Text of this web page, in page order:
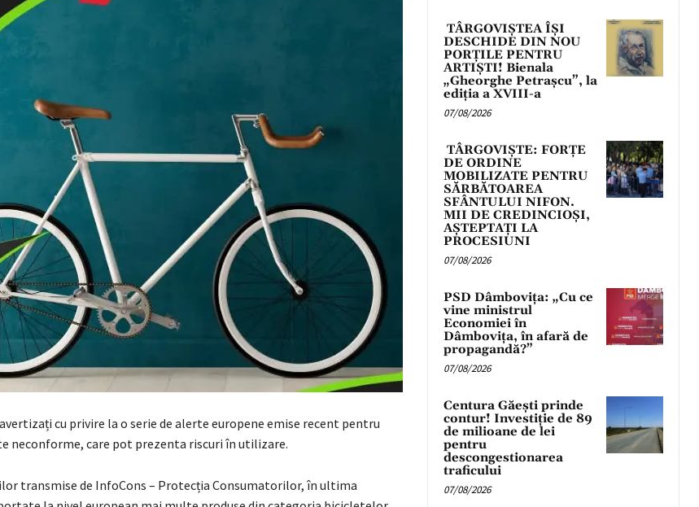
cu privire la o serie de alerte europene emise recent pentru
neconforme, care pot prezenta riscuri în utilizare.
transmise de InfoCons – Protecția Consumatorilor, în ultima
TÂRGOVIȘTEA ÎȘI
DESCHIDE DIN NOU
PORȚILE PENTRU
ARTIȘTI! Bienala
„Gheorghe Petrașcu”, la
ediția a XVIII-a
07/08/2026
TÂRGOVIȘTE: FORȚE
DE ORDINE
MOBILIZATE PENTRU
SĂRBĂTOAREA
SFÂNTULUI NIFON.
MII DE CREDINCIOȘI,
AȘTEPTAȚI LA
PROCESIUNI
07/08/2026
PSD Dâmbovița: „Cu ce
vine ministrul
Economiei în
Dâmbovița, în afară de
propagandă?”
07/08/2026
Centura Găești prinde
contur! Investiție de 89
de milioane de lei
pentru
descongestionarea
traficului
07/08/2026